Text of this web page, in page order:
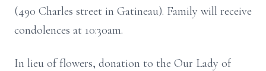
(490 Charles street in Gatineau). Family will receive
condolences at 10:30am.
In lieu of flowers, donation to the Our Lady of